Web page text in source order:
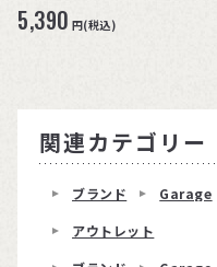
5,390 円(税込)
関連カテゴリー
ブランド
Garage
アウトレット